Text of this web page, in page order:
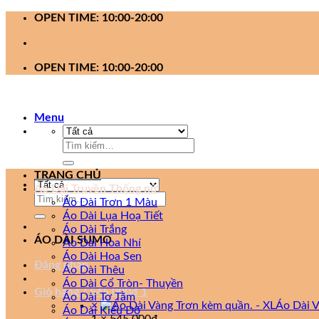
OPEN TIME: 10:00-20:00
OPEN TIME: 10:00-20:00
Menu
Tìm
Tìm
ÁO DÀI SUMO
Đăng nhập
Giỏ hàng /545,000₫ 1
×
Áo Dài
TRANG CHỦ
Áo Dài Truyền Thống nữ
Áo Dài Trơn 1 Màu
Áo Dài Lụa Hoạ Tiết
Áo Dài Trắng
Áo Dài Hoa Nhí
Áo Dài Hoa Sen
Áo Dài Thêu
Áo Dài Cổ Tròn- Thuyền
Áo Dài Tơ Tằm
Áo Dài Kiểu Đỏ